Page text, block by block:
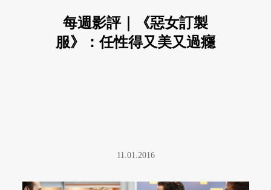
每週影評｜《惡女訂製
服》：任性得又美又過癮
11.01.2016